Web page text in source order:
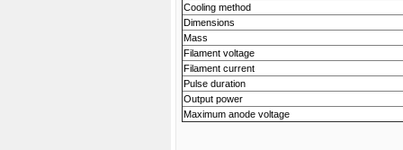
Cooling method
Dimensions
Mass
Filament voltage
Filament current
Pulse duration
Output power
Maximum anode voltage